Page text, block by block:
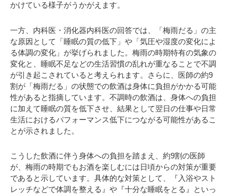
かけている様子がうかがえます。
一方、内科医・消化器内科医の回答では、「梅雨だる」の主
な原因として「睡眠の質の低下」や「気圧や湿度の変化によ
る体調の変化」が挙げられました。梅雨の時期特有の気象の
変化と、睡眠不足などの生活習慣の乱れが重なることで不調
が引き起こされていると考えられます。さらに、医師の約9
割が「梅雨だる」の状態での飲酒は身体に負担がかかる可能
性があると指摘しています。不調時の飲酒は、身体への負担
に加えて睡眠の質を低下させ、結果として翌日の仕事や日常
生活におけるパフォーマンス低下につながる可能性があるこ
とが示されました。
こうした飲酒に伴う身体への負担を踏まえ、約9割の医師
が、梅雨の時期でもお酒を楽しむには日頃からの対策が重要
であると示しています。具体的な対策として、『入浴やスト
レッチなどで体調を整える』や『十分な睡眠をとる』といっ